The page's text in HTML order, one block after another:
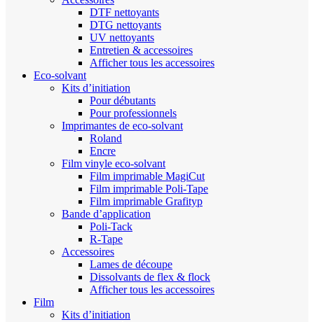
DTF nettoyants
DTG nettoyants
UV nettoyants
Entretien & accessoires
Afficher tous les accessoires
Eco-solvant
Kits d’initiation
Pour débutants
Pour professionnels
Imprimantes de eco-solvant
Roland
Encre
Film vinyle eco-solvant
Film imprimable MagiCut
Film imprimable Poli-Tape
Film imprimable Grafityp
Bande d’application
Poli-Tack
R-Tape
Accessoires
Lames de découpe
Dissolvants de flex & flock
Afficher tous les accessoires
Film
Kits d’initiation